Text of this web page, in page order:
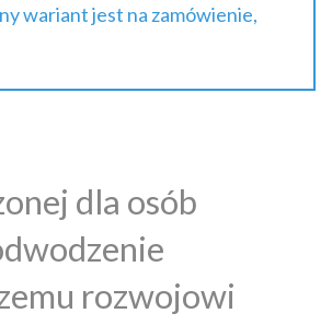
wariant jest na zamówienie,
dla osób
rozwojowi